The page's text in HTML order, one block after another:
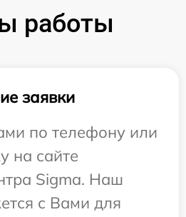
работы
заявки
по телефону или
на сайте
Sigma. Наш
с Вами для